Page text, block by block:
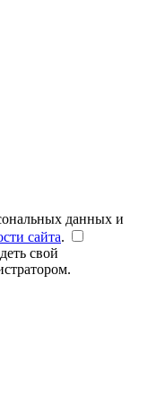
данных и
сайта.
свой